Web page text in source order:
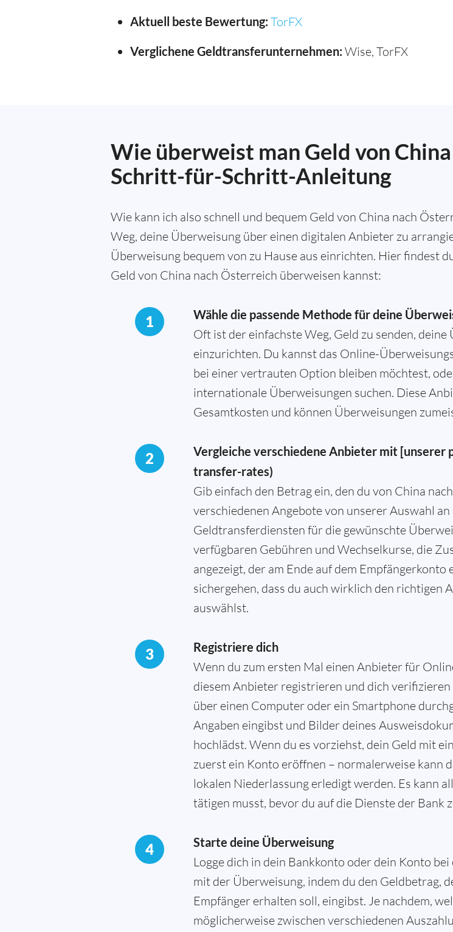
Aktuell beste Bewertung: TorFX
Verglichene Geldtransferunternehmen: Wise, TorFX
Wie überweist man Geld von
Schritt-für-Schritt-Anleitung
Wie kann ich also schnell und bequem Geld von China nach
Weg, deine Überweisung über einen digitalen Anbieter zu
Überweisung bequem von zu Hause aus einrichten. Hier findest
Geld von China nach Österreich überweisen kannst:
1 Wähle die passende Methode für deine
Oft ist der einfachste Weg, Geld zu senden,
einzurichten. Du kannst das Online-
bei einer vertrauten Option bleiben möchtest,
internationale Überweisungen suchen. Diese
Gesamtkosten und können Überweisungen
2
Vergleiche verschiedene Anbieter mit [unserer
transfer-rates)
Gib einfach den Betrag ein, den du von China
verschiedenen Angebote von unserer Auswahl
Geldtransferdiensten für die gewünschte
verfügbaren Gebühren und Wechselkurse, die
angezeigt, der am Ende auf dem
sichergehen, dass du auch wirklich den
auswählst.
3 Registriere dich
Wenn du zum ersten Mal einen Anbieter für
diesem Anbieter registrieren und dich
über einen Computer oder ein Smartphone
Angaben eingibst und Bilder deines
hochlädst. Wenn du es vorziehst, dein Geld mit
zuerst ein Konto eröffnen – normalerweise kann
lokalen Niederlassung erledigt werden. Es kann
tätigen musst, bevor du auf die Dienste der Bank
4 Starte deine Überweisung
Logge dich in dein Bankkonto oder dein Konto
mit der Überweisung, indem du den Geldbetrag,
Empfänger erhalten soll, eingibst. Je nachdem,
möglicherweise zwischen verschiedenen